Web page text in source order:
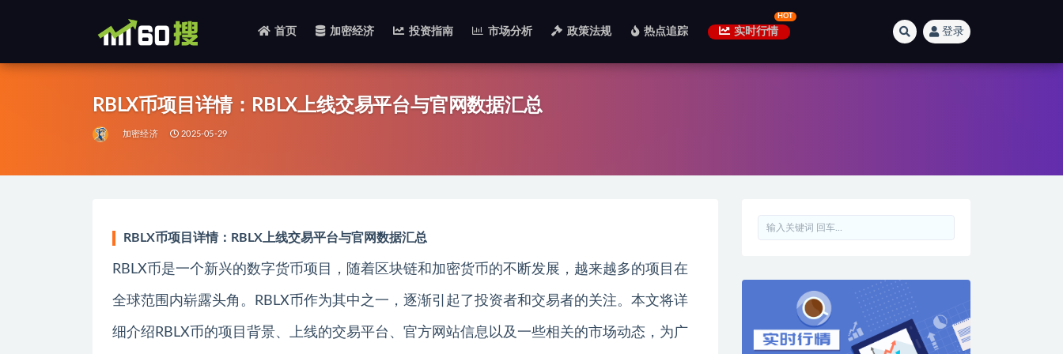
首页 加密经济 投资指南 市场分析 政策法规 热点追踪 实时行情 登录
RBLX币项目详情：RBLX上线交易平台与官网数据汇总
加密经济 2025-05-29
RBLX币项目详情：RBLX上线交易平台与官网数据汇总
RBLX币是一个新兴的数字货币项目，随着区块链和加密货币的不断发展，越来越多的项目在
全球范围内崭露头角。RBLX币作为其中之一，逐渐引起了投资者和交易者的关注。本文将详
细介绍RBLX币的项目背景、上线的交易平台、官方网站信息以及一些相关的市场动态，为广